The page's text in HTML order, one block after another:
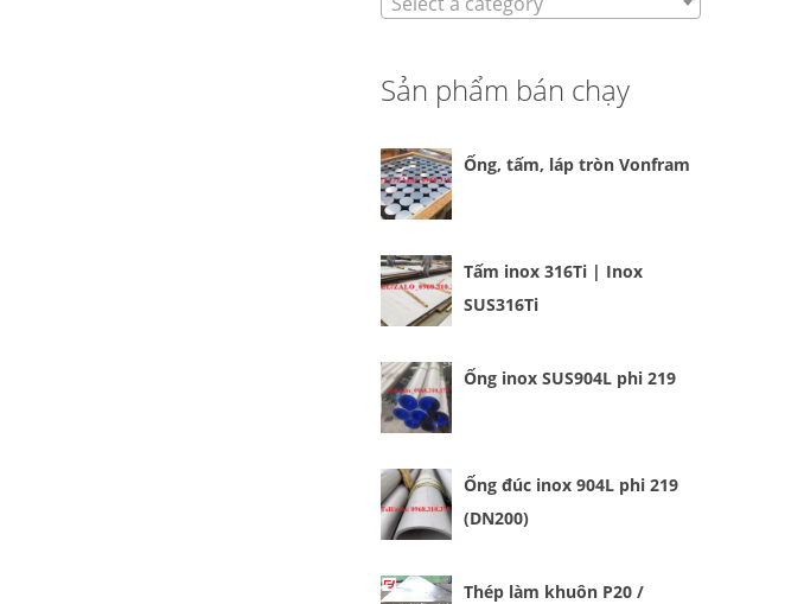
Sản phẩm bán chạy
Ống, tấm, láp tròn Vonfram
Tấm inox 316Ti | Inox
SUS316Ti
Ống inox SUS904L phi 219
Ống đúc inox 904L phi 219
(DN200)
Thép làm khuôn P20 /